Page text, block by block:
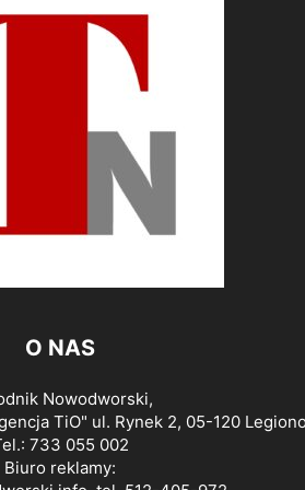
O NAS
Nowodworski,
TiO" ul. Rynek 2, 05-120
733 055 002
Biuro reklamy: